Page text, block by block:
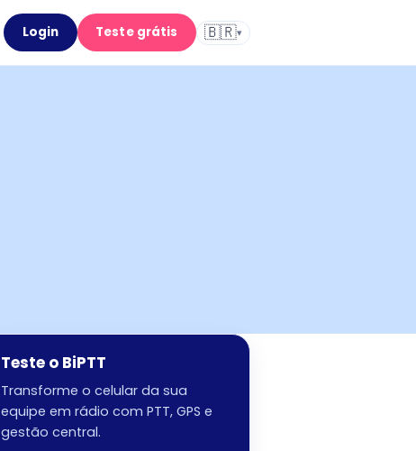
Login Teste grátis 🇧🇷▾
Teste o BiPTT
Transforme o celular da sua
equipe em rádio com PTT, GPS e
gestão central.